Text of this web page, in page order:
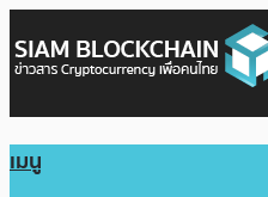
เมนู